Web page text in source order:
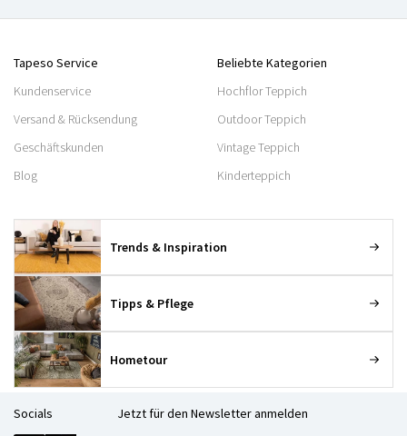
Tapeso Service
Kundenservice
Versand & Rücksendung
Geschäftskunden
Blog
Beliebte Kategorien
Hochflor Teppich
Outdoor Teppich
Vintage Teppich
Kinderteppich
Trends & Inspiration
Tipps & Pflege
Hometour
Socials Jetzt für den Newsletter anmelden